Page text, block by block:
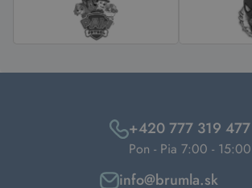
+420 777 319 477
Pon - Pia 7:00 - 15:00
info@brumla.sk